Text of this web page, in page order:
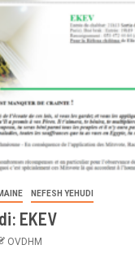
NEFESH YEHUDI
EKEV
OVDHM